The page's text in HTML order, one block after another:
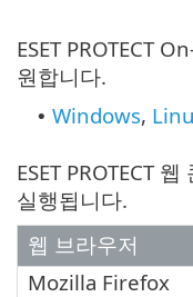
ESET PROTECT
원합니다.
• Windows,
ESET PROTECT
실행됩니다.
웹 브라우저
Mozilla Firefox